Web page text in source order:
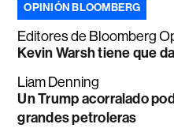
OPINIÓN BLOOMBERG
Editores de Bloomberg
Kevin Warsh tiene que
Liam Denning
Un Trump acorralado
grandes petroleras